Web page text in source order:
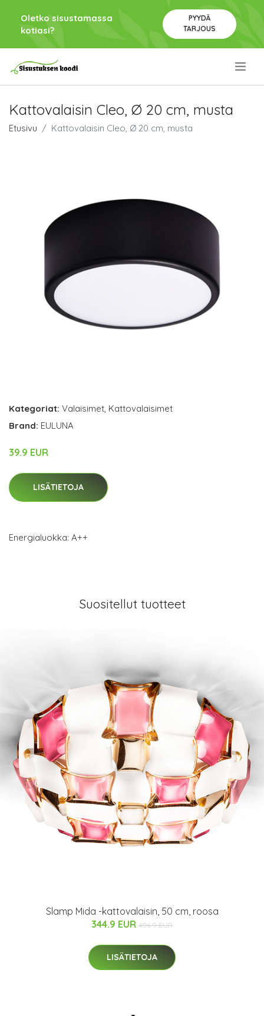
Oletko sisustamassa
kotiasi?
PYYDÄ
TARJOUS
Kattovalaisin Cleo, Ø 20 cm, musta
Etusivu Kattovalaisin Cleo, Ø 20 cm, musta
Kategoriat: Valaisimet, Kattovalaisimet
Brand: EULUNA
39.9 EUR
LISÄTIETOJA
Energialuokka: A++
Suositellut tuotteet
Slamp Mida -kattovalaisin, 50 cm, roosa
344.9 EUR 406.9 EUR
LISÄTIETOJA